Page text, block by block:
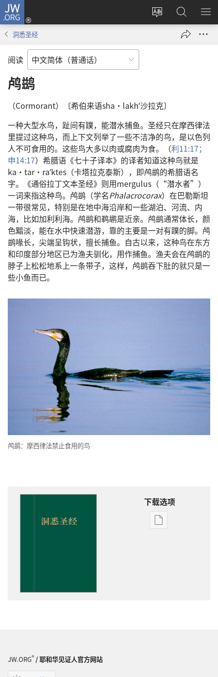
JW.ORG
更
登
录
（打
搜
索
JW.ORG
显
洞悉圣经
阅读
鸬鹚
（Cormorant）〔希伯来语sha·lakhʹ沙拉克〕
一种大型水鸟，趾间有蹼，能潜水捕鱼。圣经只在摩西律法
里提过这种鸟，而上下文列举了一些不洁净的鸟，是以色列
人不可食用的。这些鸟大多以肉或腐肉为食。（利11:17；
申14:17）希腊语《七十子译本》的译者知道这种鸟就是
ka·tar·raʹktes（卡塔拉克泰斯），即鸬鹚的希腊语名
字。《通俗拉丁文本圣经》则用mergulus（“潜水者”）
一词来指这种鸟。鸬鹚（学名Phalacrocorax）在巴勒斯坦
一带很常见，特别是在地中海沿岸和一些湖泊、河流、内
海，比如加利利海。鸬鹚和鹈鹕是近亲。鸬鹚通常体长，颜
色黯淡，能在水中快速潜游，靠的主要是一对有蹼的脚。鸬
鹚喙长，尖端呈钩状，擅长捕鱼。自古以来，这种鸟在东方
和印度部分地区已为渔夫驯化，用作捕鱼。渔夫会在鸬鹚的
脖子上松松地系上一条带子，这样，鸬鹚吞下肚的就只是一
些小鱼而已。
鸬鹚：摩西律法禁止食用的鸟
下载选项
出
JW.ORG®/ 耶和华见证人官方网站